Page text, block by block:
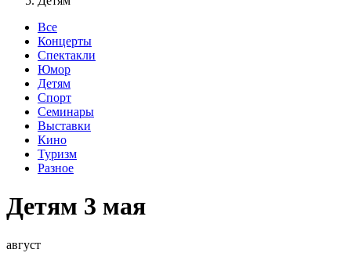
Все
Концерты
Спектакли
Юмор
Детям
Спорт
Семинары
Выставки
Кино
Туризм
Разное
Детям 3 мая
август